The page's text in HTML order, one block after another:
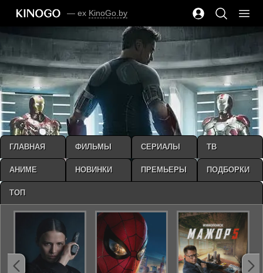
— ex KinoGo.by
ГЛАВНАЯ ФИЛЬМЫ СЕРИАЛЫ ТВ
АНИМЕ НОВИНКИ ПРЕМЬЕРЫ ПОДБОРКИ
ТОП